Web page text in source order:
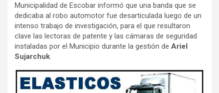
Municipalidad de Escobar informó que una banda que se
dedicaba al robo automotor fue desarticulada luego de un
intenso trabajo de investigación, para el que resultaron
clave las lectoras de patente y las cámaras de seguridad
instaladas por el Municipio durante la gestión de Ariel
Sujarchuk.